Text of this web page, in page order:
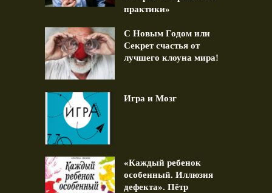
практики»
С Новым Годом или
Секрет счастья от
лучшего клоуна мира!
Игра и Мозг
«Каждый ребенок
особенный. Иллюзия
дефекта». Пётр